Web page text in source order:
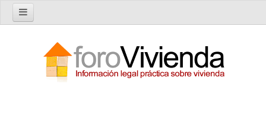
Nuevo tema